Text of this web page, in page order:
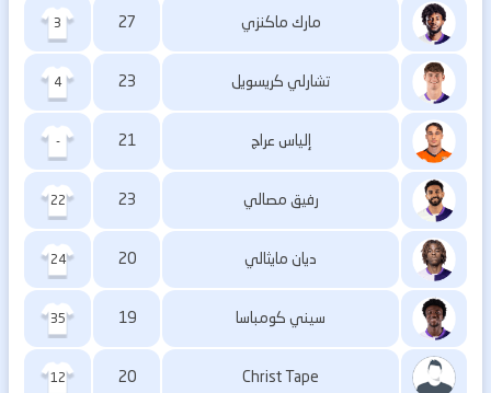
مارك ماكنزي 27
3
تشارلي كريسويل 23
4
إلياس عراج 21
-
رفيق مصالي 23
22
ديان مايثالي 20
24
سيني كومباسا 19
35
Christ Tape
20
12